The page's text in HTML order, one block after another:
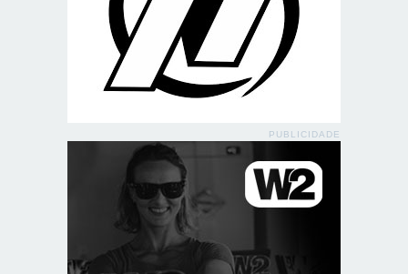
PUBLICIDADE